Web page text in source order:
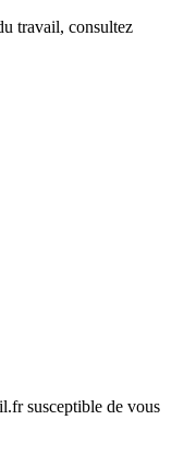
travail, consultez
susceptible de vous